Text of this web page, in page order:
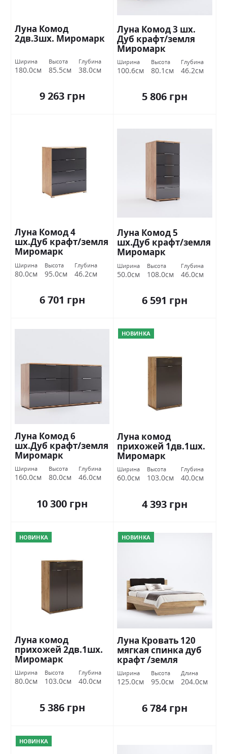
Луна Комод
2дв.3шх. Миромарк
Ширина
180.0см
Высота
85.5см
Глубина
38.0см
9 263 грн
Луна Комод 3 шх.
Дуб крафт/земля
Миромарк
Ширина
100.6см
Высота
80.1см
Глубина
46.2см
5 806 грн
Луна Комод 4
шх.Дуб крафт/земля
Миромарк
Ширина
80.0см
Высота
95.0см
Глубина
46.2см
6 701 грн
Луна Комод 5
шх.Дуб крафт/земля
Миромарк
Ширина
50.0см
Высота
108.0см
Глубина
46.0см
6 591 грн
Луна Комод 6
шх.Дуб крафт/земля
Миромарк
Ширина
160.0см
Высота
80.0см
Глубина
46.0см
10 300 грн
НОВИНКА
Луна комод
прихожей 1дв.1шх.
Миромарк
Ширина
60.0см
Высота
103.0см
Глубина
40.0см
4 393 грн
НОВИНКА
Луна комод
прихожей 2дв.1шх.
Миромарк
Ширина
80.0см
Высота
103.0см
Глубина
40.0см
5 386 грн
НОВИНКА
Луна Кровать 120
мягкая спинка дуб
крафт /земля
Миромарк
Ширина
125.0см
Высота
95.0см
Длина
204.0см
6 784 грн
НОВИНКА